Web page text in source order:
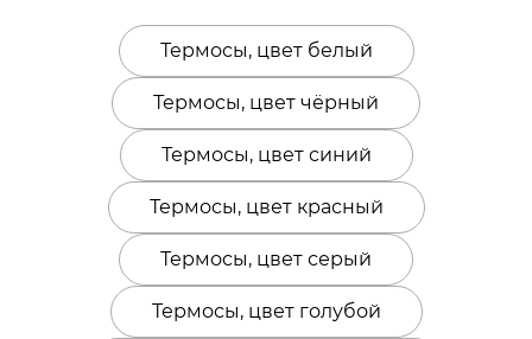
Термосы, цвет белый
Термосы, цвет чёрный
Термосы, цвет синий
Термосы, цвет красный
Термосы, цвет серый
Термосы, цвет голубой